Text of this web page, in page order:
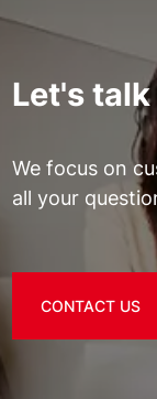
Let's talk
We focus on
all your
CONTACT US